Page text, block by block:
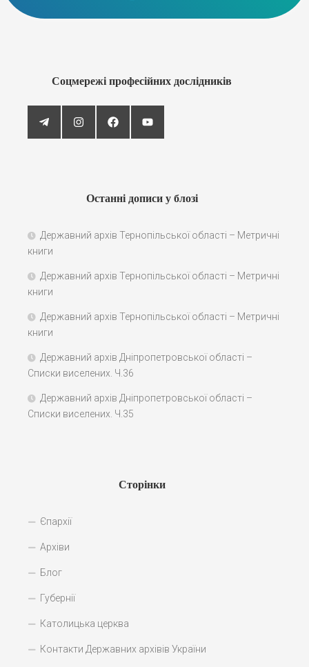
Соцмережі професійних дослідників
Останні дописи у блозі
Державний архів Тернопільської області – Метричні
книги
Державний архів Тернопільської області – Метричні
книги
Державний архів Тернопільської області – Метричні
книги
Державний архів Дніпропетровської області –
Списки виселених. Ч.36
Державний архів Дніпропетровської області –
Списки виселених. Ч.35
Сторінки
Єпархії
Архіви
Блог
Губернії
Католицька церква
Контакти Державних архівів України